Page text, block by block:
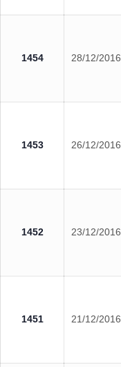
1454 28/12/2016
1453 26/12/2016
1452 23/12/2016
1451 21/12/2016